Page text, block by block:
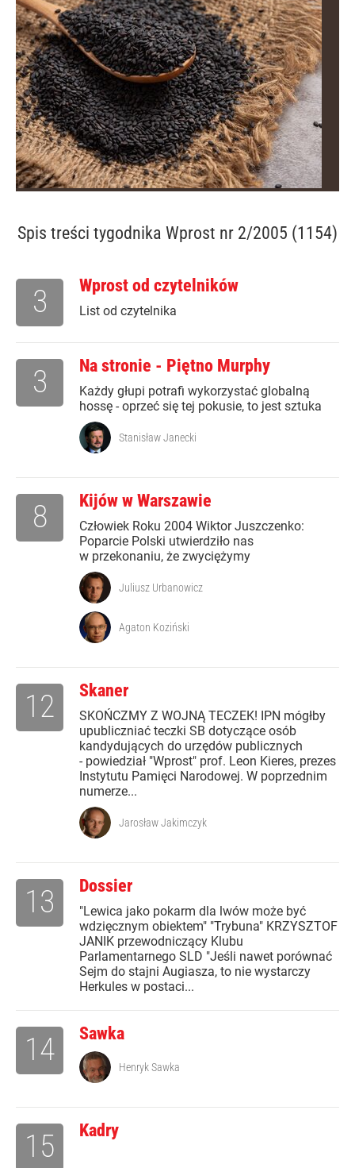
Spis treści tygodnika Wprost nr 2/2005 (1154)
Wprost od czytelników
List od czytelnika
3
Na stronie - Piętno Murphy
Każdy głupi potrafi wykorzystać globalną
hossę - oprzeć się tej pokusie, to jest sztuka
3
Stanisław Janecki
Kijów w Warszawie
Człowiek Roku 2004 Wiktor Juszczenko:
Poparcie Polski utwierdziło nas
w przekonaniu, że zwyciężymy
8
Juliusz Urbanowicz
Agaton Koziński
Skaner
SKOŃCZMY Z WOJNĄ TECZEK! IPN mógłby
upubliczniać teczki SB dotyczące osób
kandydujących do urzędów publicznych
- powiedział "Wprost" prof. Leon Kieres, prezes
Instytutu Pamięci Narodowej. W poprzednim
numerze...
12
Jarosław Jakimczyk
Dossier
"Lewica jako pokarm dla lwów może być
wdzięcznym obiektem" "Trybuna" KRZYSZTOF
JANIK przewodniczący Klubu
Parlamentarnego SLD "Jeśli nawet porównać
Sejm do stajni Augiasza, to nie wystarczy
Herkules w postaci...
13
Sawka
14 Henryk Sawka
Kadry
15